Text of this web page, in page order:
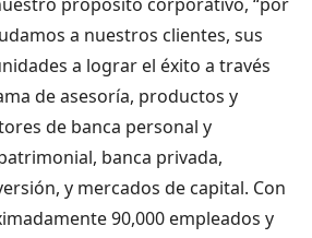
a nuestros clientes, sus
a lograr el éxito a través
de asesoría, productos y
de banca personal y
banca privada,
y mercados de capital. Con
90,000 empleados y